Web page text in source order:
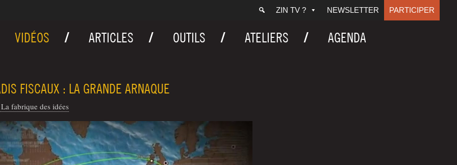
ZIN TV ? NEWSLETTER PARTICIPER
VIDÉOS ARTICLES OUTILS ATELIERS AGENDA
FISCAUX : LA GRANDE ARNAQUE
fabrique des idées